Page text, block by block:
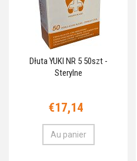
Dłuta YUKI NR 5 50szt -
Sterylne
€17,14
Au panier